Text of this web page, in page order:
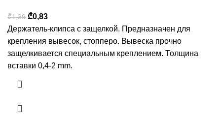
₾1,39 ₾0,83
Держатель-клипса с защелкой. Предназначен для
крепления вывесок, стопперо. Вывеска прочно
защелкивается специальным креплением. Толщина
вставки 0,4-2 mm.